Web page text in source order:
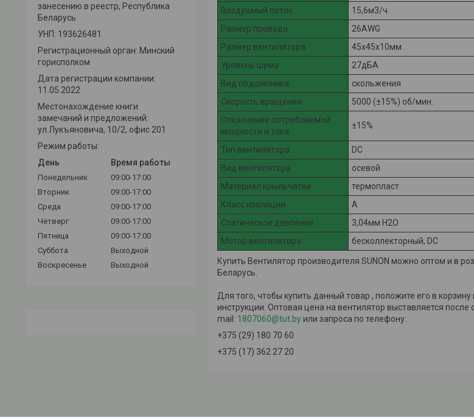
Воздушный поток
15,6м3/ч
Размер провода
26AWG
Размер вентилятора
45x45x10мм
Уровень шума
27дБА
Вид подшипника
скольжения
Скорость вращения
5000 (±15%) об/мин.
Отклонение потребляемой
мощности и тока
±15%
Тип вентилятора
DC
Вид вентилятора
осевой
Материал крыльчатки
термопласт
Класс изоляции
A
Статическое давление
3,04мм H2O
Мотор вентилятора
бесколлекторный, DC
Купить Вентилятор производителя SUNON можно оптом и в
Беларусь.
Для того, чтобы купить данный товар , положите его в
инструкции. Оптовая цена на вентилятор выставляется после
mail: 1807060@tut.byили запроса по телефону:
+375 (29) 180 70 60
+375 (17) 362 27 20
занесению в реестр, Республика
Беларусь
УНП: 193626481
Регистрационный орган: Минский
горисполком
Дата регистрации компании:
11.05.2022
Местонахождение книги
замечаний и предложений:
ул.Лукъяновича, 10/2, офис 201
Режим работы:
День
Время работы
Понедельник
09:00-17:00
Вторник
09:00-17:00
Среда
09:00-17:00
Четверг
09:00-17:00
Пятница
09:00-17:00
Суббота
Выходной
Воскресенье
Выходной